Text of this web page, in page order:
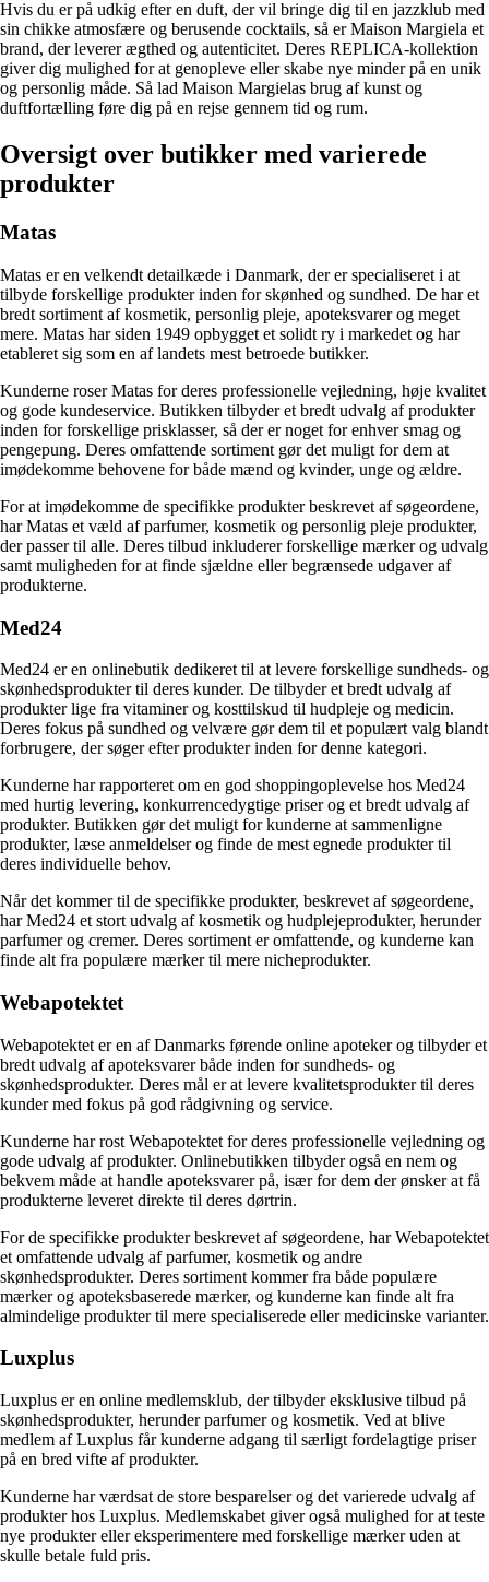
Hvis du er på udkig efter en duft, der vil bringe dig til en jazzklub med
sin chikke atmosfære og berusende cocktails, så er Maison Margiela et
brand, der leverer ægthed og autenticitet. Deres REPLICA-kollektion
giver dig mulighed for at genopleve eller skabe nye minder på en unik
og personlig måde. Så lad Maison Margielas brug af kunst og
duftfortælling føre dig på en rejse gennem tid og rum.
Oversigt over butikker med varierede
produkter
Matas
Matas er en velkendt detailkæde i Danmark, der er specialiseret i at
tilbyde forskellige produkter inden for skønhed og sundhed. De har et
bredt sortiment af kosmetik, personlig pleje, apoteksvarer og meget
mere. Matas har siden 1949 opbygget et solidt ry i markedet og har
etableret sig som en af landets mest betroede butikker.
Kunderne roser Matas for deres professionelle vejledning, høje kvalitet
og gode kundeservice. Butikken tilbyder et bredt udvalg af produkter
inden for forskellige prisklasser, så der er noget for enhver smag og
pengepung. Deres omfattende sortiment gør det muligt for dem at
imødekomme behovene for både mænd og kvinder, unge og ældre.
For at imødekomme de specifikke produkter beskrevet af søgeordene,
har Matas et væld af parfumer, kosmetik og personlig pleje produkter,
der passer til alle. Deres tilbud inkluderer forskellige mærker og udvalg
samt muligheden for at finde sjældne eller begrænsede udgaver af
produkterne.
Med24
Med24 er en onlinebutik dedikeret til at levere forskellige sundheds- og
skønhedsprodukter til deres kunder. De tilbyder et bredt udvalg af
produkter lige fra vitaminer og kosttilskud til hudpleje og medicin.
Deres fokus på sundhed og velvære gør dem til et populært valg blandt
forbrugere, der søger efter produkter inden for denne kategori.
Kunderne har rapporteret om en god shoppingoplevelse hos Med24
med hurtig levering, konkurrencedygtige priser og et bredt udvalg af
produkter. Butikken gør det muligt for kunderne at sammenligne
produkter, læse anmeldelser og finde de mest egnede produkter til
deres individuelle behov.
Når det kommer til de specifikke produkter, beskrevet af søgeordene,
har Med24 et stort udvalg af kosmetik og hudplejeprodukter, herunder
parfumer og cremer. Deres sortiment er omfattende, og kunderne kan
finde alt fra populære mærker til mere nicheprodukter.
Webapotektet
Webapotektet er en af Danmarks førende online apoteker og tilbyder et
bredt udvalg af apoteksvarer både inden for sundheds- og
skønhedsprodukter. Deres mål er at levere kvalitetsprodukter til deres
kunder med fokus på god rådgivning og service.
Kunderne har rost Webapotektet for deres professionelle vejledning og
gode udvalg af produkter. Onlinebutikken tilbyder også en nem og
bekvem måde at handle apoteksvarer på, især for dem der ønsker at få
produkterne leveret direkte til deres dørtrin.
For de specifikke produkter beskrevet af søgeordene, har Webapotektet
et omfattende udvalg af parfumer, kosmetik og andre
skønhedsprodukter. Deres sortiment kommer fra både populære
mærker og apoteksbaserede mærker, og kunderne kan finde alt fra
almindelige produkter til mere specialiserede eller medicinske varianter.
Luxplus
Luxplus er en online medlemsklub, der tilbyder eksklusive tilbud på
skønhedsprodukter, herunder parfumer og kosmetik. Ved at blive
medlem af Luxplus får kunderne adgang til særligt fordelagtige priser
på en bred vifte af produkter.
Kunderne har værdsat de store besparelser og det varierede udvalg af
produkter hos Luxplus. Medlemskabet giver også mulighed for at teste
nye produkter eller eksperimentere med forskellige mærker uden at
skulle betale fuld pris.